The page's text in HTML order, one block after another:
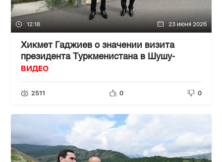
12:18 23 июня 2026
Хикмет Гаджиев о значении визита
президента Туркменистана в Шушу-
ВИДЕО
2511 0 0